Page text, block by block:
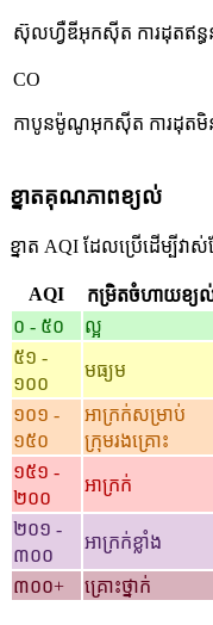
ស៊ុលហ្វឺឌីអុកស៊ីត ការដុតឥន្ធ
CO
កាបូនម៉ូណូអុកស៊ីត ការដុតមិ
ខ្នាតគុណភាពខ្យល់
ខ្នាត AQI ដែលប្រើដើម្បីវ
AQI កម្រិតចំហាយខ្យ
០ - ៥០
ល្អ
៥១ -
១០០
មធ្យម
១០១ -
១៥០
អាក្រក់សម្រាប់
ក្រុមរងគ្រោះ
១៥១ -
២០០
អាក្រក់
២០១ -
៣០០
អាក្រក់ខ្លាំង
៣០០+
គ្រោះថ្នាក់